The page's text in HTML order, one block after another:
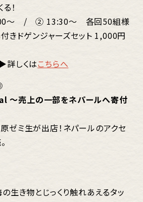
！
～ / ② 13:30～ 各回50組様
付きドゲンジャーズセット 1,000円
はこちらへ
売上の一部をネパールへ寄付
ゼミ生が出店！ネパールのアクセ
の生き物とじっくり触れあえるタッ